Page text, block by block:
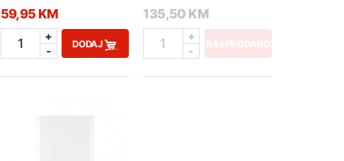
59,95 KM
1
+
-
DODAJ
135,50 KM
1
+
-
RASPRODANO